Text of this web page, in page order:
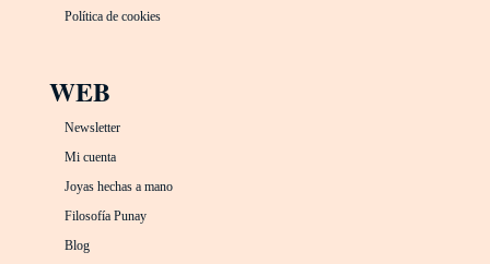
Política de cookies
WEB
Newsletter
Mi cuenta
Joyas hechas a mano
Filosofía Punay
Blog